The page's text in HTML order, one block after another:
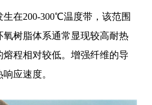
在200-300℃温度带，该范围
树脂体系通常显现较高耐热
程相对较低。增强纤维的导
应速度。